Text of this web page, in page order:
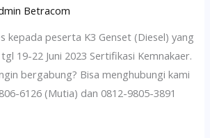
Betracom
kepada peserta K3 Genset (Diesel) yang
19-22 Juni 2023 Sertifikasi Kemnakaer.
bergabung? Bisa menghubungi kami
6126 (Mutia) dan 0812-9805-3891